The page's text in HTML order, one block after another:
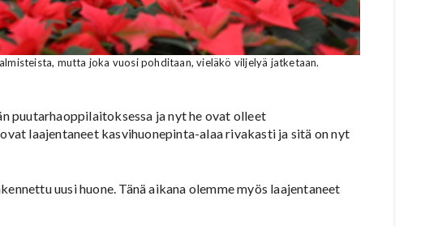
mutta joka vuosi pohditaan, vieläkö viljelyä jatketaan.
puutarhaoppilaitoksessa ja nyt he ovat olleet
laajentaneet kasvihuonepinta-alaa rivakasti ja sitä on nyt
uusi huone. Tänä aikana olemme myös laajentaneet